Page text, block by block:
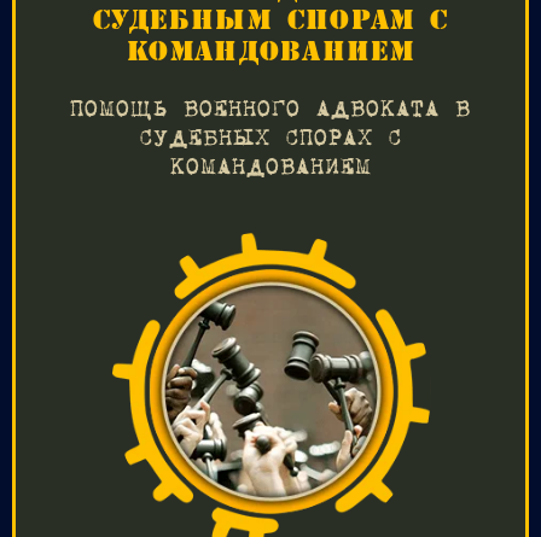
СУДЕБНЫМ СПОРАМ С
КОМАНДОВАНИЕМ
ПОМОЩЬ ВОЕННОГО АДВОКАТА В
СУДЕБНЫХ СПОРАХ С
КОМАНДОВАНИЕМ